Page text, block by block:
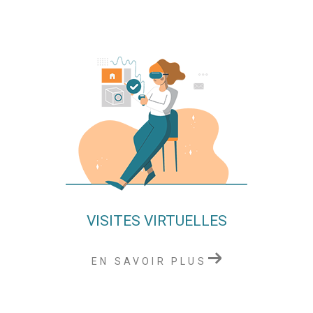
VISITES VIRTUELLES
EN SAVOIR PLUS